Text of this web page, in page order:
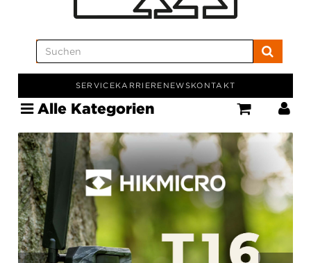
SERVICEKARRIERE NEWSKONTAKT
Alle Kategorien